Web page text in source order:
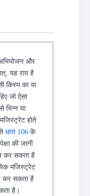
और
यह राय है
किस्म का या
जो ऐसा
या
होते
धारा 106 के
की जानी
कर सकता है
मजिस्ट्रेट
कर सकता है
है।